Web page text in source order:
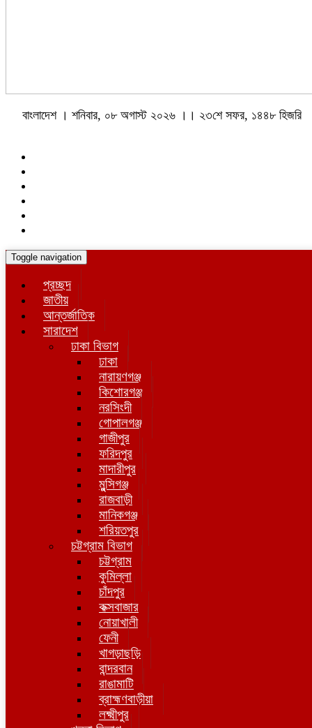
বাংলাদেশ । শনিবার, ০৮ অগাস্ট ২০২৬ ।। ২৩শে সফর, ১৪৪৮ হিজরি
Toggle navigation
প্রচ্ছদ
জাতীয়
আন্তর্জাতিক
সারাদেশ
ঢাকা বিভাগ
ঢাকা
নারায়ণগঞ্জ
কিশোরগঞ্জ
নরসিংদী
গোপালগঞ্জ
গাজীপুর
ফরিদপুর
মাদারীপুর
মুন্সিগঞ্জ
রাজবাড়ী
মানিকগঞ্জ
শরিয়তপুর
চট্টগ্রাম বিভাগ
চট্টগ্রাম
কুমিল্লা
চাঁদপুর
কক্সবাজার
নোয়াখালী
ফেনী
খাগড়াছড়ি
বান্দরবান
রাঙামাটি
ব্রাহ্মণবাড়ীয়া
লক্ষ্মীপুর